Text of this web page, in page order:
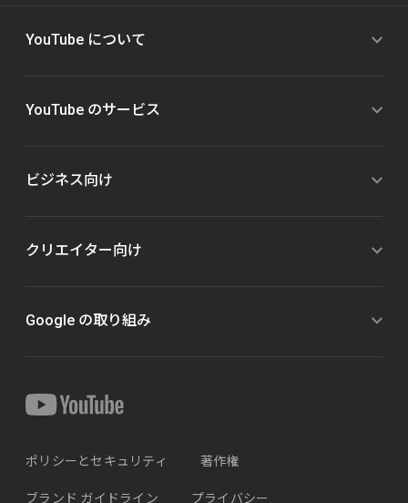
YouTube について
YouTube のサービス
ビジネス向け
クリエイター向け
Google の取り組み
ポリシーとセキュリティ 著作権
ブランド ガイドライン プライバシー